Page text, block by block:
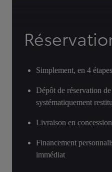
Simplement, en 4 étapes
Dépôt de réservation
systématiquement
Livraison en
Financement
immédiat